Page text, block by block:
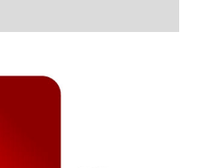
or already
you can
with a